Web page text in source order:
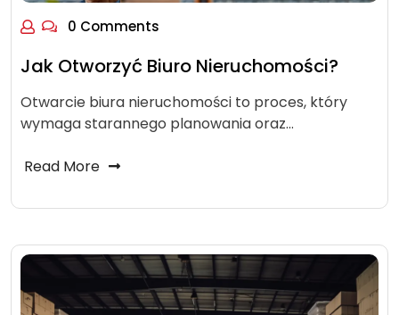
0 Comments
Jak Otworzyć Biuro Nieruchomości?
Otwarcie biura nieruchomości to proces, który
wymaga starannego planowania oraz…
Read More